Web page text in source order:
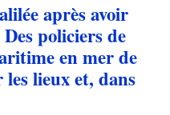
après avoir
policiers de
en mer de
lieux et, dans